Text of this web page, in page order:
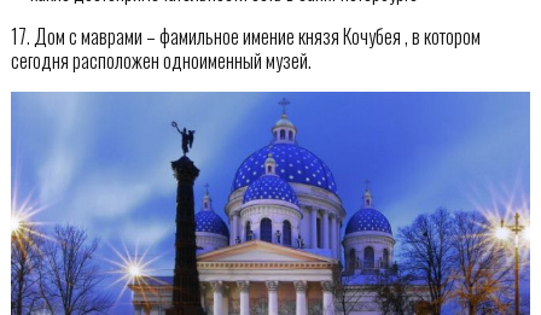
17. Дом с маврами – фамильное имение князя Кочубея , в котором
сегодня расположен одноименный музей.